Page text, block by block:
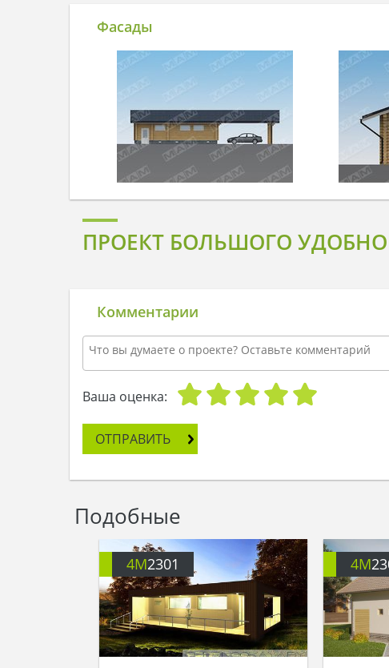
Фасады
ПРОЕКТ БОЛЬШОГО
Комментарии
Ваша оценка:
ОТПРАВИТЬ
Подобные
4M2301 4M